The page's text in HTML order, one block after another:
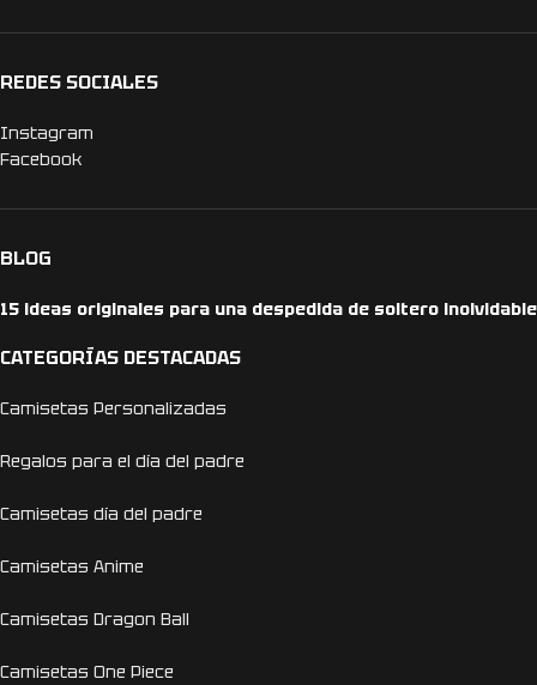
REDES SOCIALES
Instagram
Facebook
BLOG
15 ideas originales para una despedida de soltero inolvidable
CATEGORÍAS DESTACADAS
Camisetas Personalizadas
Regalos para el día del padre
Camisetas día del padre
Camisetas Anime
Camisetas Dragon Ball
Camisetas One Piece